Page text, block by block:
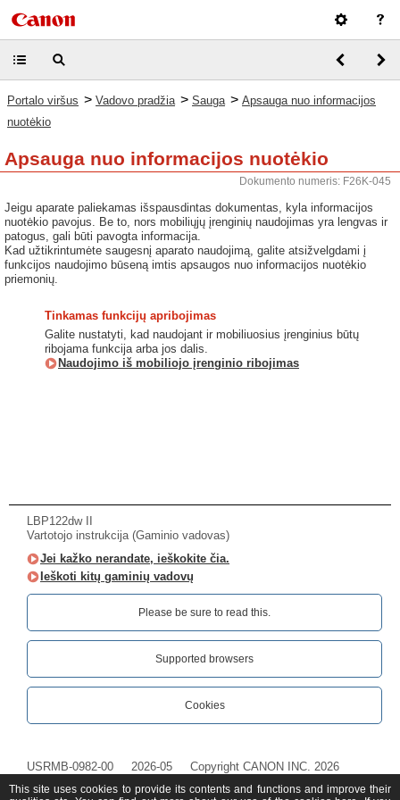
Portalo viršus > Vadovo pradžia > Sauga > Apsauga nuo informacijos
nuotėkio
Apsauga nuo informacijos nuotėkio
Dokumento numeris: F26K-045
Jeigu aparate paliekamas išspausdintas dokumentas, kyla informacijos
nuotėkio pavojus. Be to, nors mobiliųjų įrenginių naudojimas yra lengvas ir
patogus, gali būti pavogta informacija.
Kad užtikrintumėte saugesnį aparato naudojimą, galite atsižvelgdami į
funkcijos naudojimo būseną imtis apsaugos nuo informacijos nuotėkio
priemonių.
Tinkamas funkcijų apribojimas
Galite nustatyti, kad naudojant ir mobiliuosius įrenginius būtų
ribojama funkcija arba jos dalis.
Naudojimo iš mobiliojo įrenginio ribojimas
LBP122dw II
Vartotojo instrukcija (Gaminio vadovas)
Jei kažko nerandate, ieškokite čia.
Ieškoti kitų gaminių vadovų
Please be sure to read this.‎
Supported browsers
Cookies
USRMB-0982-00 2026-05 Copyright CANON INC. 2026
This site uses cookies to provide its contents and functions and improve their